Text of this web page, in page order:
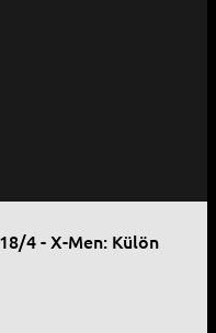
4 - X-Men: Külön